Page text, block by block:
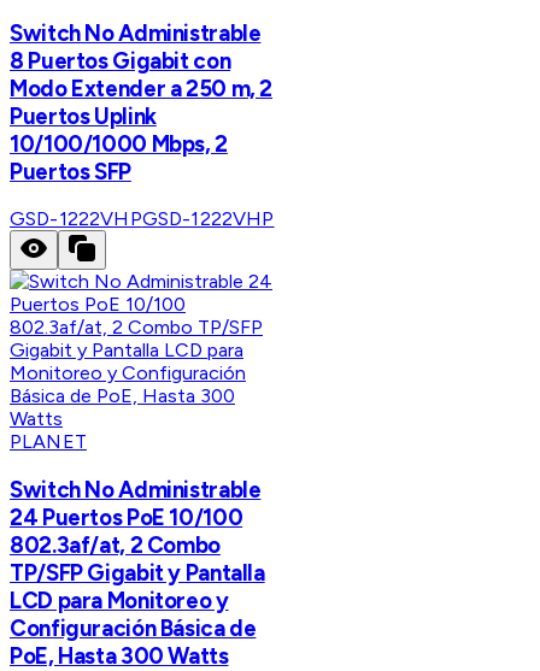
Switch No Administrable
8 Puertos Gigabit con
Modo Extender a 250 m, 2
Puertos Uplink
10/100/1000 Mbps, 2
Puertos SFP
GSD-1222VHPGSD-1222VHP
PLANET
Switch No Administrable
24 Puertos PoE 10/100
802.3af/at, 2 Combo
TP/SFP Gigabit y Pantalla
LCD para Monitoreo y
Configuración Básica de
PoE, Hasta 300 Watts